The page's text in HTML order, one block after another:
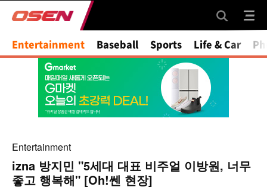
Mute
Entertainment Baseball Sports Life & Car
Entertainment
izna 방지민 "5세대 대표 비주얼 이방원, 너무
좋고 행복해" [Oh!쎈 현장]